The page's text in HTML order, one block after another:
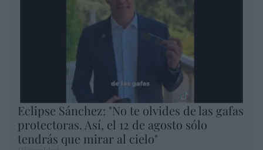
Eclipse Sánchez: "No te olvides de las gafas
protectoras. Así, el 12 de agosto sólo
tendrás que mirar al cielo"